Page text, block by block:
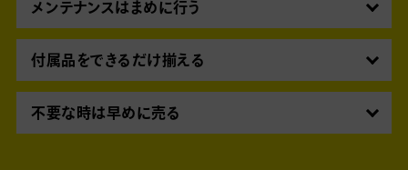
メンテナンスはまめに行う
埃や汚れを拭き取るだけでも、経年劣化を防ぐこと
ができます。売る前はもちろん、日々のお手入れも
こまめに行いましょう。
付属品をできるだけ揃える
買取価格を一番左右するのが付属品の有無です。元
箱や取扱説明書など、買った時の付属品をできるだ
け揃えておきましょう。
不要な時は早めに売る